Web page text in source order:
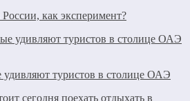
как эксперимент?
удивляют туристов в столице ОАЭ